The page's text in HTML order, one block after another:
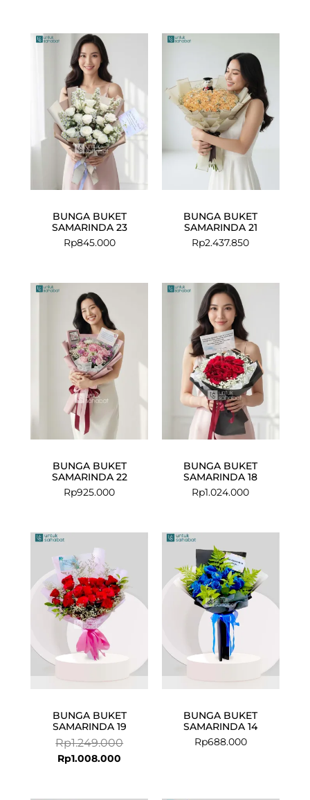
BUNGA BUKET
SAMARINDA 23
Rp845.000
BUNGA BUKET
SAMARINDA 21
Rp2.437.850
BUNGA BUKET
SAMARINDA 22
Rp925.000
BUNGA BUKET
SAMARINDA 18
Rp1.024.000
BUNGA BUKET
SAMARINDA 19
Rp1.249.000
was:
Rp1.249.000.
Rp1.008.000
is:
Rp1.008.000.
BUNGA BUKET
SAMARINDA 14
Rp688.000